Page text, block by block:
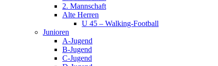
2. Mannschaft
Alte Herren
U 45 – Walking-Football
Junioren
A-Jugend
B-Jugend
C-Jugend